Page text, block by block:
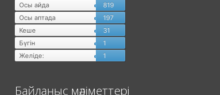
Осы айда
819
Осы аптада
197
Кеше
31
Бүгін
1
Желіде:
1
Байланыс мәліметтері